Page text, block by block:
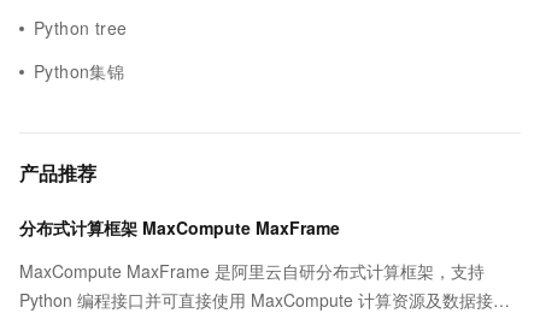
Python tree
Python集锦
产品推荐
分布式计算框架 MaxCompute MaxFrame
MaxCompute MaxFrame 是阿里云自研分布式计算框架，支持
Python 编程接口并可直接使用 MaxCompute 计算资源及数据接